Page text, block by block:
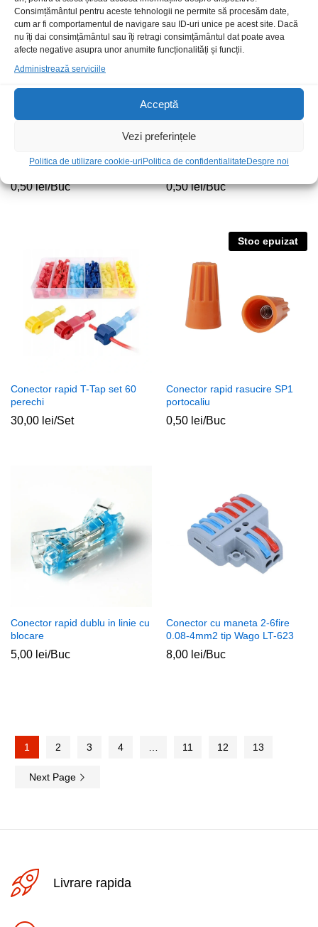
Consimțământul pentru aceste tehnologii ne permite să procesăm date,
cum ar fi comportamentul de navigare sau ID-uri unice pe acest site. Dacă
nu îți dai consimțământul sau îți retragi consimțământul dat poate avea
afecte negative asupra unor anumite funcționalități și funcții.
Administrează serviciile
Acceptă
Vezi preferințele
Politica de utilizare cookie-uri Politica de confidentialitate Despre noi
Stoc epuizat
portocaliu
0,50lei/Buc
Stoc epuizat
portocaliu
0,50lei/Buc
Conector rapid T-Tap set 60
perechi
30,00 lei/Set
Stoc epuizat
Conector rapid rasucire SP1
portocaliu
0,50 lei/Buc
Conector rapid dublu in linie cu
blocare
5,00 lei/Buc
Conector cu maneta 2-6fire
0.08-4mm2 tip Wago LT-623
8,00 lei/Buc
1 2 3 4 11 12 13
Next Page
Livrare rapida